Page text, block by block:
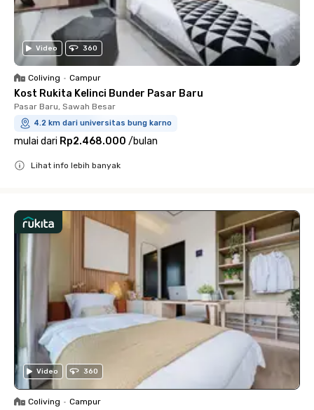
Video 360
Coliving • Campur
Kost Rukita Kelinci Bunder Pasar Baru
Pasar Baru, Sawah Besar
4.2 km dari universitas bung karno
mulai dari Rp2.468.000 /bulan
Lihat info lebih banyak
Video 360
Coliving • Campur